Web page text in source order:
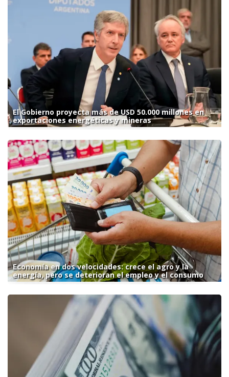
El Gobierno proyecta más de USD 50.000 millones en
exportaciones energéticas y mineras
Economía en dos velocidades: crece el agro y la
energía, pero se deterioran el empleo y el consumo